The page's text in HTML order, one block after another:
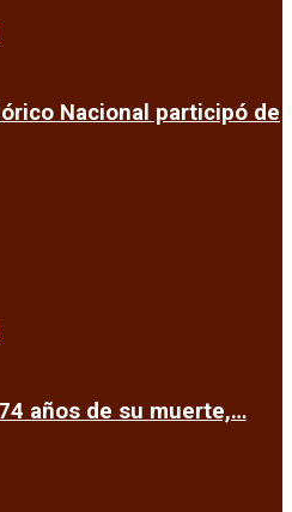
Nacional participó de
años de su muerte,…